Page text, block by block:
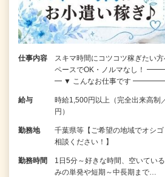
仕事内容
スキマ時間にコツコツ稼ぎたい
ペースでOK・ノルマな
━ ▼ こんなお仕事です
給与
時給1,500円以上（完全出来高制
円）
勤務地
千葉県等【ご希望の地域でオシ
相談ください！】
勤務時間
1日5分～好きな時間、空いてい
みの単発や短期～中長期まで…